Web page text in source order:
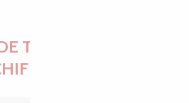
TOURISME EN